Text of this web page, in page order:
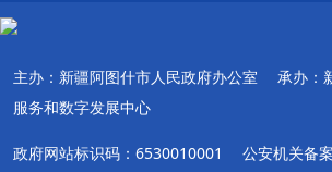
主办：新疆阿图什市人民政府办公室
承办：
服务和数字发展中心
政府网站标识码：6530010001
公安机关备